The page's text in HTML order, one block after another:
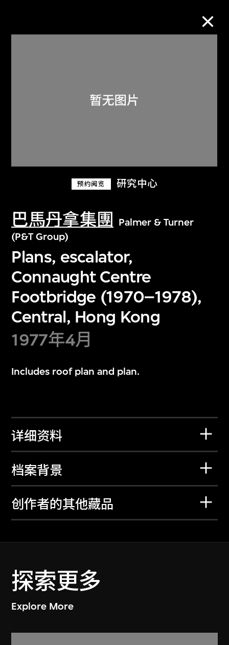
预约阅览 研究中心
巴馬丹拿集團
Palmer & Turner
(P&T Group)
Plans, escalator,
Connaught Centre
Footbridge (1970–1978),
Central, Hong Kong
1977年4月
Includes roof plan and plan.
详细资料
档案背景
创作者的其他藏品
探索更多
Explore More
关于M+藏品
探索世界顶级的二十及二十一世纪视觉
文化藏品。